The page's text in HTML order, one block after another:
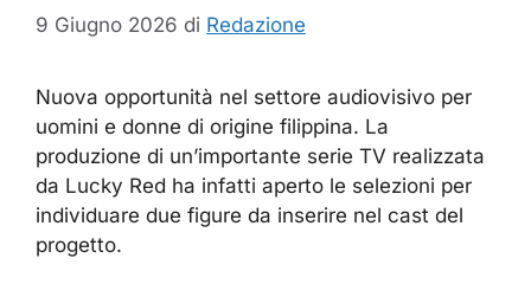
9 Giugno 2026 di Redazione
Nuova opportunità nel settore audiovisivo per
uomini e donne di origine filippina. La
produzione di un’importante serie TV realizzata
da Lucky Red ha infatti aperto le selezioni per
individuare due figure da inserire nel cast del
progetto.